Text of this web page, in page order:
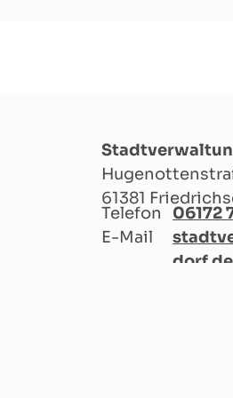
61381
Telefon
06172
E-Mail
dorf.de